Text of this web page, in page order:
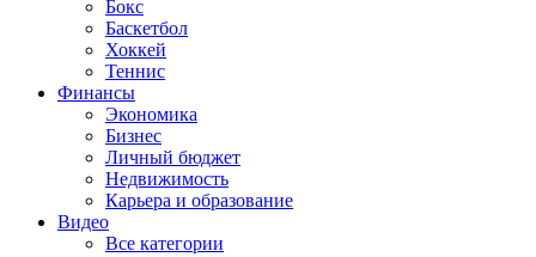
Бокс
Баскетбол
Хоккей
Теннис
Финансы
Экономика
Бизнес
Личный бюджет
Недвижимость
Карьера и образование
Видео
Все категории